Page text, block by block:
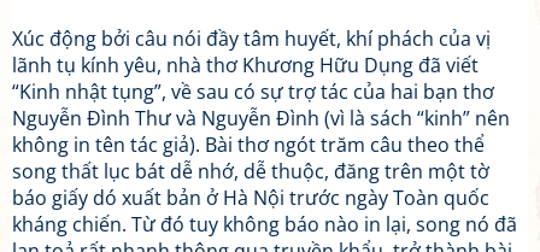
Xúc động bởi câu nói đầy tâm huyết, khí phách của vị
lãnh tụ kính yêu, nhà thơ Khương Hữu Dụng đã viết
“Kinh nhật tụng”, về sau có sự trợ tác của hai bạn thơ
Nguyễn Đình Thư và Nguyễn Đình (vì là sách “kinh” nên
không in tên tác giả). Bài thơ ngót trăm câu theo thể
song thất lục bát dễ nhớ, dễ thuộc, đăng trên một tờ
báo giấy dó xuất bản ở Hà Nội trước ngày Toàn quốc
kháng chiến. Từ đó tuy không báo nào in lại, song nó đã